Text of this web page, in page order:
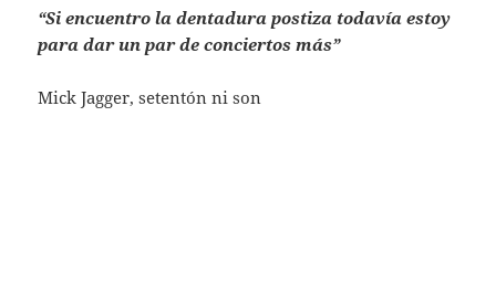
“Si encuentro la dentadura postiza todavía estoy
para dar un par de conciertos más”
Mick Jagger, setentón ni son